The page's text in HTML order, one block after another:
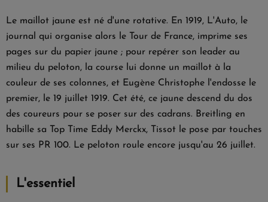
Le maillot jaune est né d'une rotative. En 1919, L'Auto, le
journal qui organise alors le Tour de France, imprime ses
pages sur du papier jaune ; pour repérer son leader au
milieu du peloton, la course lui donne un maillot à la
couleur de ses colonnes, et Eugène Christophe l'endosse le
premier, le 19 juillet 1919. Cet été, ce jaune descend du dos
des coureurs pour se poser sur des cadrans. Breitling en
habille sa Top Time Eddy Merckx, Tissot le pose par touches
sur ses PR 100. Le peloton roule encore jusqu'au 26 juillet.
L'essentiel